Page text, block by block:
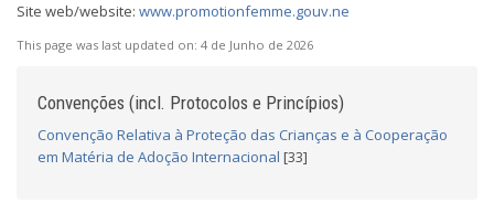
Site web/website: www.promotionfemme.gouv.ne
This page was last updated on: 4 de Junho de 2026
Convenções (incl. Protocolos e Princípios)
Convenção Relativa à Proteção das Crianças e à Cooperação
em Matéria de Adoção Internacional [33]